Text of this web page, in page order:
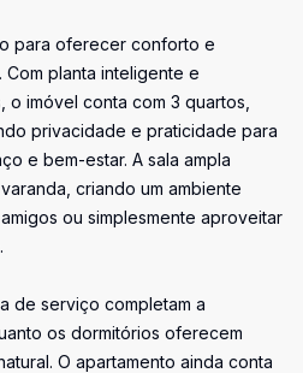
para oferecer conforto e
planta inteligente e
imóvel conta com 3 quartos,
privacidade e praticidade para
e bem-estar. A sala ampla
criando um ambiente
ou simplesmente aproveitar
de serviço completam a
os dormitórios oferecem
O apartamento ainda conta